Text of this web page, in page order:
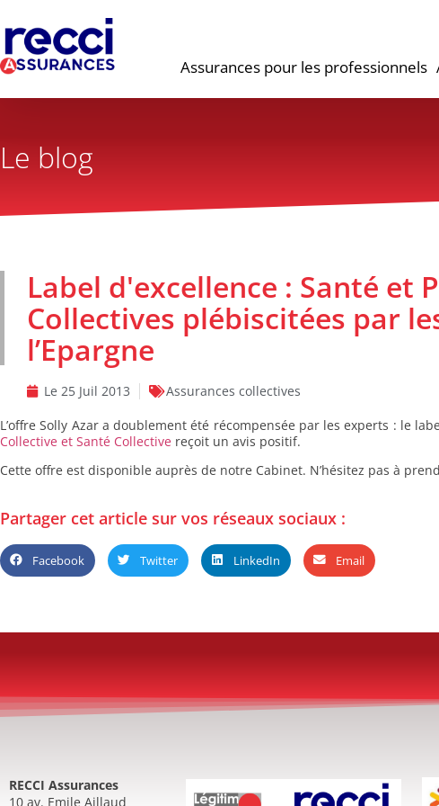
Assurances pour les professionnels
Le blog
Label d'excellence : Santé et
Collectives plébiscitées par
l’Epargne
Le 25 Juil 2013
Assurances collectives
L’offre Solly Azar a doublement été récompensée par les experts : le
Collective et Santé Collective reçoit un avis positif.
Cette offre est disponible auprès de notre Cabinet. N’hésitez pas à
Partager cet article sur vos réseaux sociaux :
Facebook Twitter LinkedIn Email
RECCI Assurances
10 av. Emile Aillaud